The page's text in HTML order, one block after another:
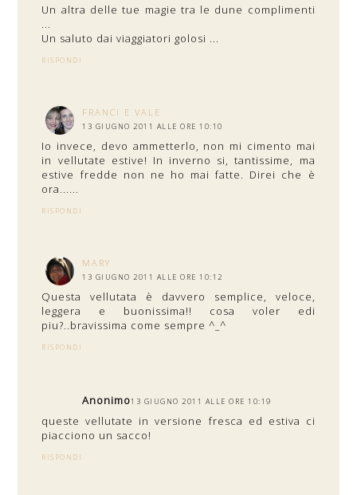
Un altra delle tue magie tra le dune complimenti
Un saluto dai viaggiatori golosi ...
RISPONDI
FRANCI E VALE
13 GIUGNO 2011 ALLE ORE 10:10
Io invece, devo ammetterlo, non mi cimento mai
in vellutate estive! In inverno si, tantissime, ma
estive fredde non ne ho mai fatte. Direi che è
ora......
RISPONDI
MARY
13 GIUGNO 2011 ALLE ORE 10:12
Questa vellutata è davvero semplice, veloce,
leggera e buonissima!! cosa voler edi
piu?..bravissima come sempre ^_^
RISPONDI
Anonimo13 GIUGNO 2011 ALLE ORE 10:19
queste vellutate in versione fresca ed estiva ci
piacciono un sacco!
RISPONDI